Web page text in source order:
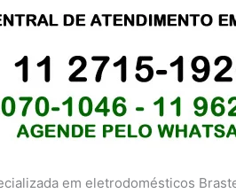
em eletrodomésticos